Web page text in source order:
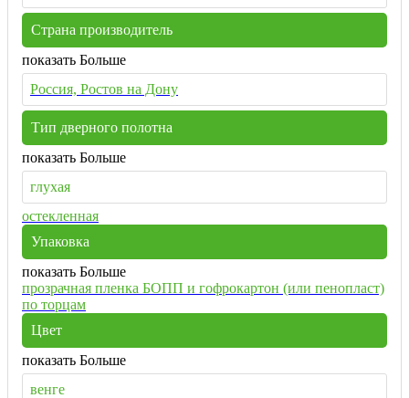
Страна производитель
показать Больше
Россия, Ростов на Дону
Тип дверного полотна
показать Больше
глухая
остекленная
Упаковка
показать Больше
прозрачная пленка БОПП и гофрокартон (или пенопласт)
по торцам
Цвет
показать Больше
венге